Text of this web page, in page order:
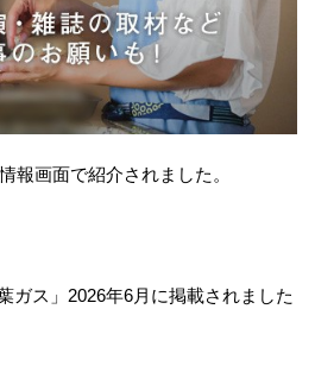
報画面で紹介されました。
ガス」2026年6月に掲載されました